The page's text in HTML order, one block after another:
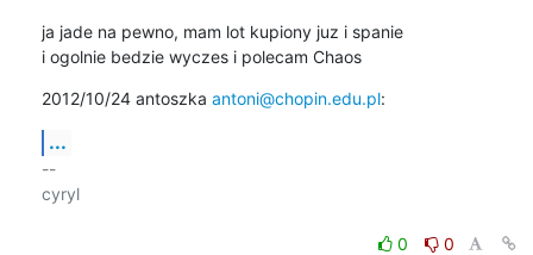
ja jade na pewno, mam lot kupiony juz i spanie
i ogolnie bedzie wyczes i polecam Chaos
2012/10/24 antoszka antoni@chopin.edu.pl:
...
--
cyryl
0
0